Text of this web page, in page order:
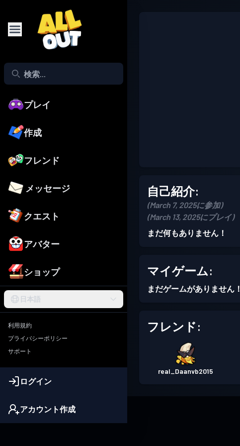
プレイ
作成
フレンド
メッセージ
クエスト
アバター
ショップ
日本語
利用規約
プライバシーポリシー
サポート
ログイン
アカウント作成
自己紹介:
(March 7, 2025に参加)
(March 13, 2025にプレイ)
まだ何もありません！
マイゲーム:
まだゲームがありません！
フレンド:
real_Daanvb2015